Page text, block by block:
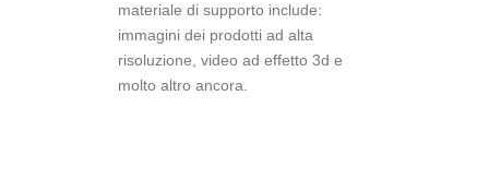
materiale di supporto include:
immagini dei prodotti ad alta
risoluzione, video ad effetto 3d e
molto altro ancora.